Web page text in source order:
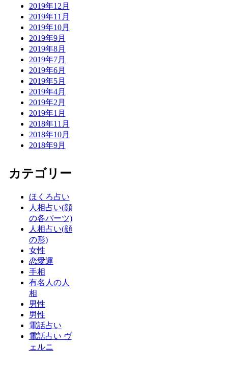
2019年12月
2019年11月
2019年10月
2019年9月
2019年8月
2019年7月
2019年6月
2019年5月
2019年4月
2019年2月
2019年1月
2018年11月
2018年10月
2018年9月
カテゴリー
ほくろ占い
人相占い(顔
の各パーツ)
人相占い(顔
の形)
女性
恋愛運
手相
有名人の人
相
男性
男性
電話占い
電話占い ヴ
ェルニ